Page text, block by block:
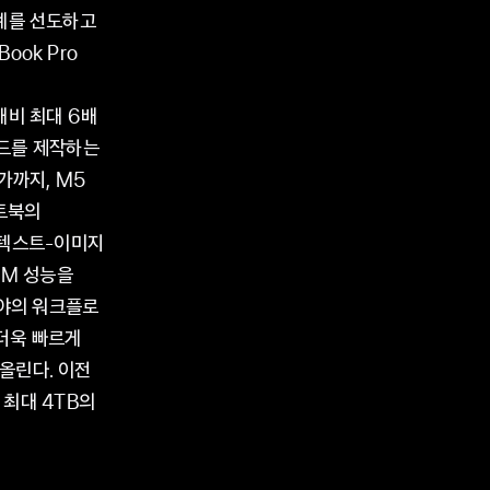
선도하고
Pro
최대 6배
를 제작하는
까지, M5
북의
스트-이미지
성능을
의 워크플로
욱 빠르게
린다. 이전
최대 4TB의